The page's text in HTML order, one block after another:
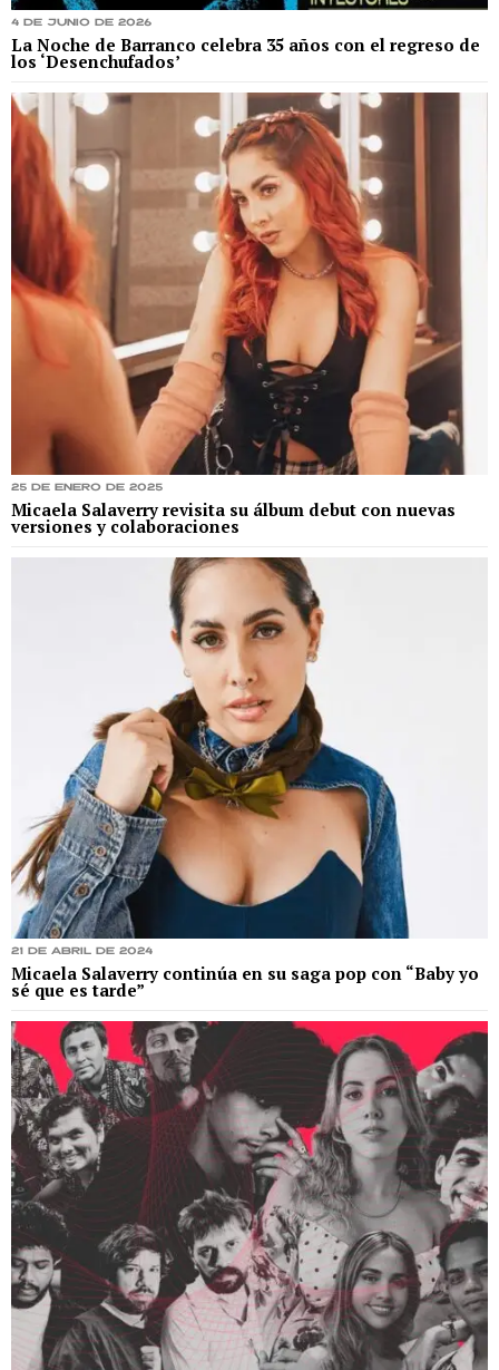
4 de junio de 2026
La Noche de Barranco celebra 35 años con el regreso de
los ‘Desenchufados’
25 de enero de 2025
Micaela Salaverry revisita su álbum debut con nuevas
versiones y colaboraciones
21 de abril de 2024
Micaela Salaverry continúa en su saga pop con “Baby yo
sé que es tarde”